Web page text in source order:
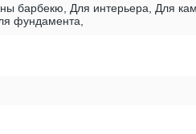
барбекю, Для интерьера, Для
фундамента,